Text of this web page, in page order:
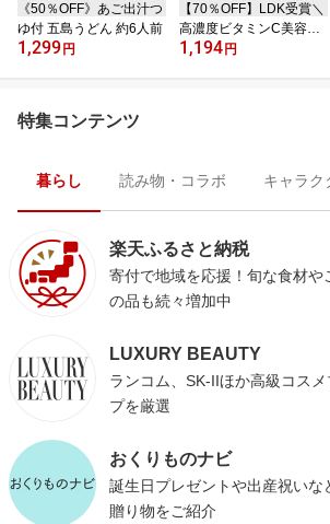
《50％OFF》あご出汁つ
ゆ付 五島うどん 約6人前
1,299 円
【70％OFF】LDK受賞＼
高濃度ビタミンC美容液
／
1,194 円
特集コンテンツ
暮らし 読み物・コラボ キャラク
楽天ふるさと納税
寄付で地域を応援！旬な食材や
の品も続々増加中
LUXURY BEAUTY
ランコム、SK-IIほか高級コス
プを厳選
おくりものナビ
誕生日プレゼントや出産祝いな
贈り物をご紹介